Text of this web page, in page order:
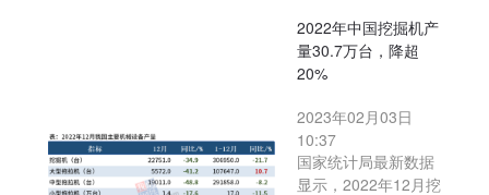
2022年中国挖掘机产
量30.7万台，降超
20%
2023年02月03日
10:37
国家统计局最新数据
显示，2022年12月挖